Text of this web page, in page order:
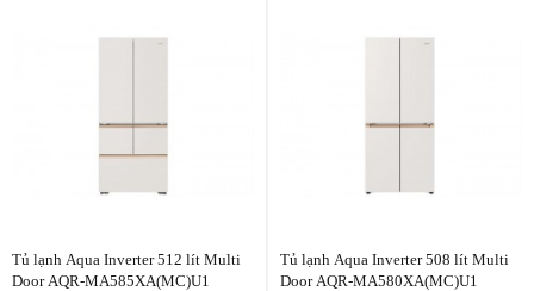
Tủ lạnh Aqua Inverter 512 lít Multi
Door AQR-MA585XA(MC)U1
Tủ lạnh Aqua Inverter 508 lít Multi
Door AQR-MA580XA(MC)U1